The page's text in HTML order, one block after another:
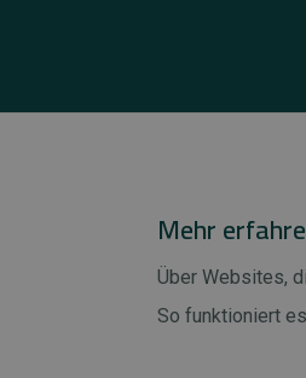
Mehr
Über Websites,
So funktioniert es